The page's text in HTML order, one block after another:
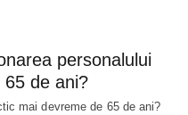
personalului
de ani?
mai devreme de 65 de ani?